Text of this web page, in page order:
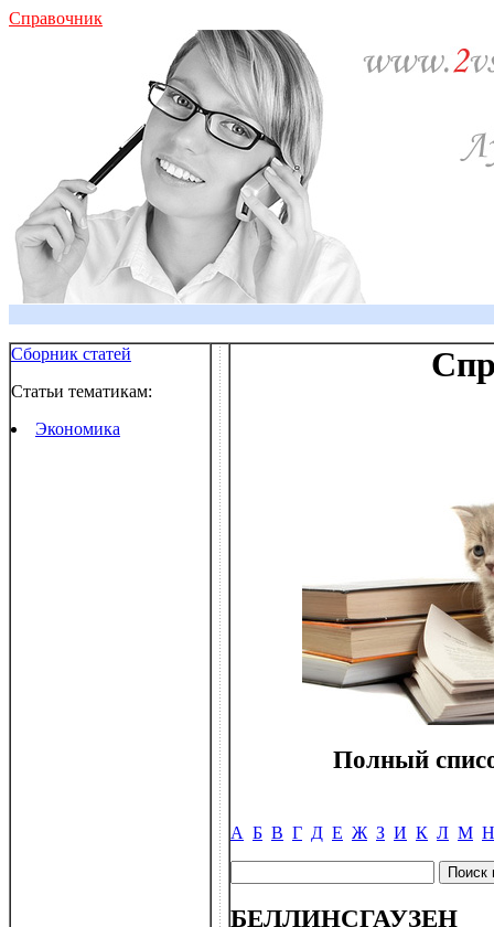
Справочник
Сборник статей
Статьи тематикам:
Экономика
Полный
А Б В Г Д Е Ж З И К Л М Н
БЕЛЛИНСГАУЗЕН